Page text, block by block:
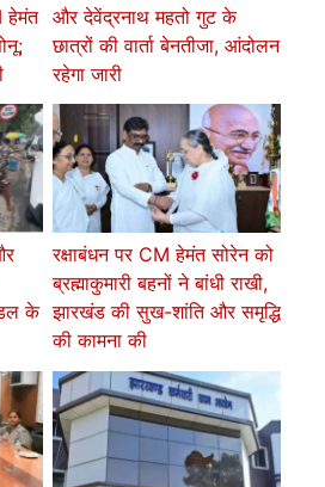
हेमंत और देवेंद्रनाथ महतो गुट के
छात्रों की वार्ता बेनतीजा, आंदोलन
रहेगा जारी
के
रक्षाबंधन पर CM हेमंत सोरेन को
ब्रह्माकुमारी बहनों ने बांधी राखी,
झारखंड की सुख-शांति और समृद्धि
की कामना की